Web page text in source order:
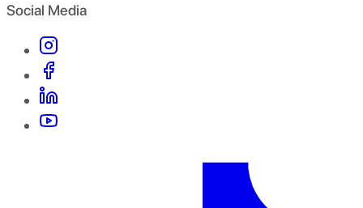
Social Media